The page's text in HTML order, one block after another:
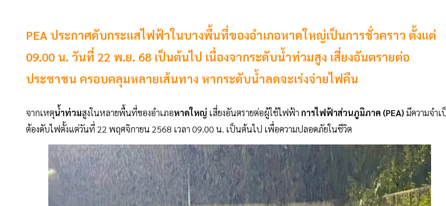
PEA ประกาศดับกระแสไฟฟ้าในบางพื้นที่ของอำเภอหาดใหญ่เป็นการชั่วคราว ตั้งแต่
09.00 น. วันที่ 22 พ.ย. 68 เป็นต้นไป เนื่องจากระดับน้ำท่วมสูง เสี่ยงอันตรายต่อ
ประชาชน ครอบคลุมหลายเส้นทาง หากระดับน้ำลดจะเร่งจ่ายไฟคืน
จากเหตุน้ำท่วมสูงในหลายพื้นที่ของอำเภอหาดใหญ่ เสี่ยงอันตรายต่อผู้ใช้ไฟฟ้า การไฟฟ้าส่วนภูมิภาค (PEA) มีความจำ
ต้องดับไฟตั้งแต่วันที่ 22 พฤศจิกายน 2568 เวลา 09.00 น. เป็นต้นไป เพื่อความปลอดภัยในชีวิต